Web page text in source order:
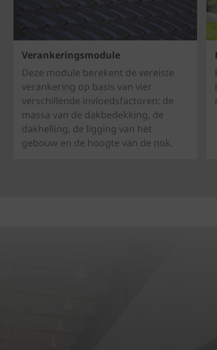
Verankeringsmodule
Deze module berekent de vereiste
verankering op basis van vier
verschillende invloedsfactoren: de
massa van de dakbedekking, de
dakhelling, de ligging van het
gebouw en de hoogte van de nok.